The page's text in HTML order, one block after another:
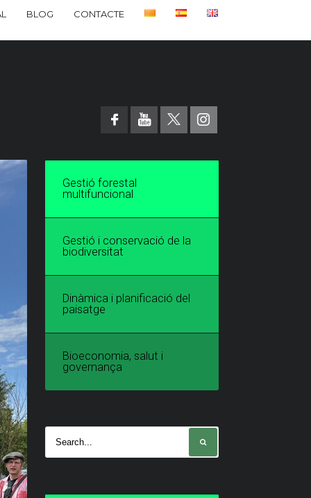
BLOG CONTACTE
Gestió forestal
multifuncional
Gestió i conservació de la
biodiversitat
Dinàmica i planificació del
paisatge
Bioeconomia, salut i
governança